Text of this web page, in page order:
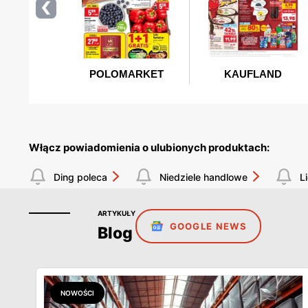
Włącz powiadomienia o ulubionych produktach:
Ding poleca Niedziele handlowe
ARTYKUŁY
Blog GOOGLE NEWS
NOWOŚCI